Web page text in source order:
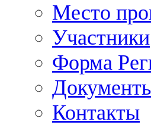
Место
Участники
Форма
Контакты